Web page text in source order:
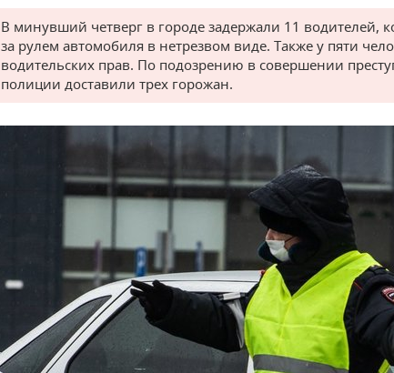
В минувший четверг в городе задержали 11 водителей,
за рулем автомобиля в нетрезвом виде. Также у пяти
водительских прав. По подозрению в совершении
полиции доставили трех горожан.